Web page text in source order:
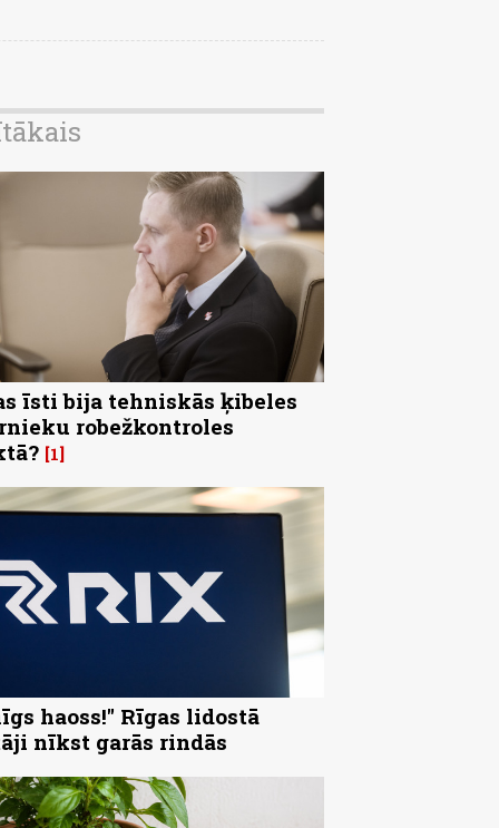
īsti bija tehniskās ķibeles
robežkontroles
1
haoss!" Rīgas lidostā
nīkst garās rindās